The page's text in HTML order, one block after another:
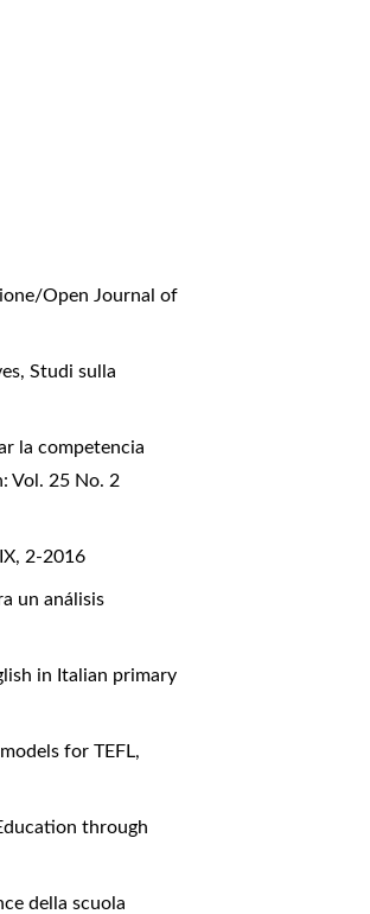
Open Journal of
,Studi sulla
la competencia
Vol. 25 No. 2
2-2016
un análisis
in Italian primary
for TEFL,
through
della scuola